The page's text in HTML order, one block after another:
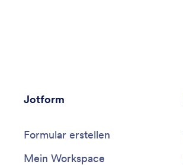
Jotform
Formular erstellen
Mein Workspace